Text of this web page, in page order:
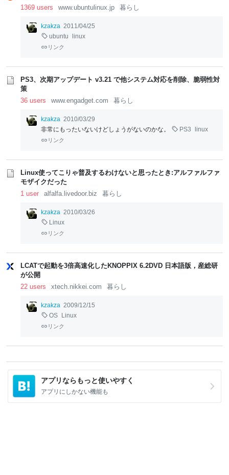
1369 users
www.ubuntulinux.jp 暮らし
kzakza 2011/04/25
ubuntu
linux
リンク
PS3、次期アップデート v3.21 で他システム対応を削除、脆弱性対
策
36 users
www.engadget.com 暮らし
kzakza 2010/03/29
非常にもったいないけどしょうがないのかな。
PS3 linux
リンク
Linux使ってこりゃ普及するわけないと思ったとき:アルファルファ
モザイクだった
1 user
alfalfa.livedoor.biz 暮らし
kzakza 2010/03/26
Linux
リンク
LCATで起動を3倍高速化したKNOPPIX 6.2DVD 日本語版，産総研
が公開
22 users
xtech.nikkei.com 暮らし
kzakza 2009/12/15
OS
Linux
リンク
アプリならもっと使いやすく
アプリにしかない機能も